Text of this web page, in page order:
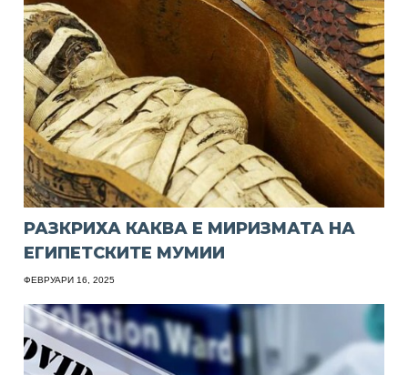
РАЗКРИХА КАКВА Е МИРИЗМАТА НА
ЕГИПЕТСКИТЕ МУМИИ
ФЕВРУАРИ 16, 2025